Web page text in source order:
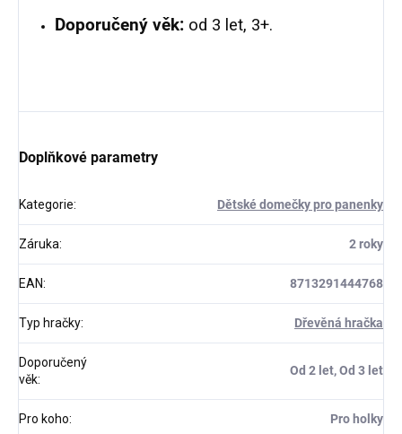
Doporučený věk: od 3 let, 3+.
Doplňkové parametry
Kategorie: Dětské domečky pro panenky
Záruka: 2 roky
EAN: 8713291444768
Typ hračky: Dřevěná hračka
Doporučený
věk:
Od 2 let, Od 3 let
Pro koho: Pro holky